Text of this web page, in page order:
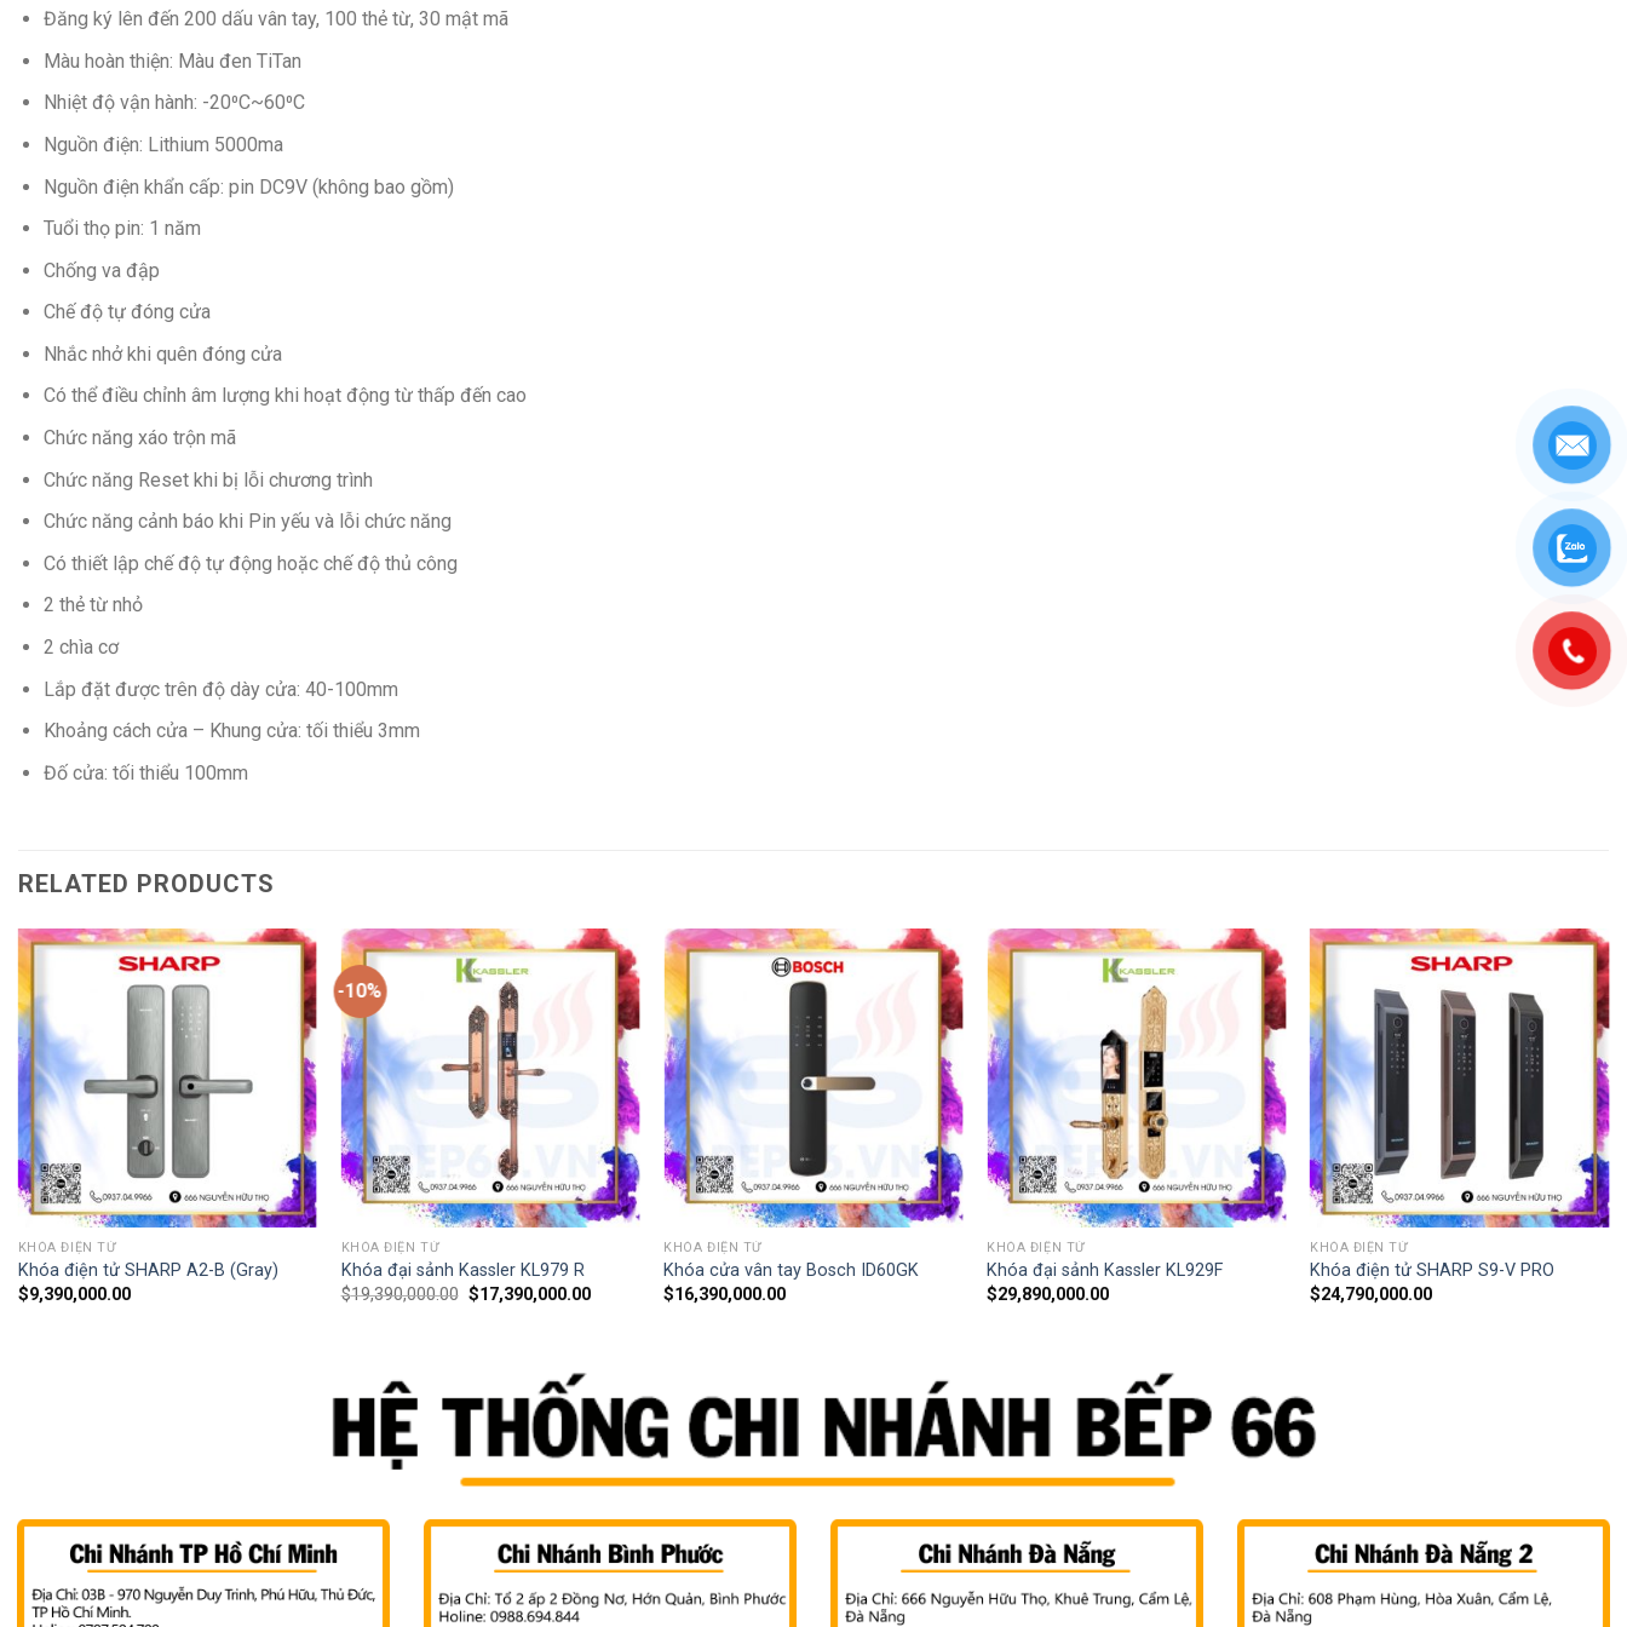
Đăng ký lên đến 200 dấu vân tay, 100 thẻ từ, 30 mật mã
Màu hoàn thiện: Màu đen TiTan
Nhiệt độ vận hành: -20⁰C~60⁰C
Nguồn điện: Lithium 5000ma
Nguồn điện khẩn cấp: pin DC9V (không bao gồm)
Tuổi thọ pin: 1 năm
Chống va đập
Chế độ tự đóng cửa
Nhắc nhở khi quên đóng cửa
Có thể điều chỉnh âm lượng khi hoạt động từ thấp đến cao
Chức năng xáo trộn mã
Chức năng Reset khi bị lỗi chương trình
Chức năng cảnh báo khi Pin yếu và lỗi chức năng
Có thiết lập chế độ tự động hoặc chế độ thủ công
2 thẻ từ nhỏ
2 chìa cơ
Lắp đặt được trên độ dày cửa: 40-100mm
Khoảng cách cửa – Khung cửa: tối thiểu 3mm
Đố cửa: tối thiểu 100mm
RELATED PRODUCTS
KHÓA ĐIỆN TỬ
Khóa điện tử SHARP A2-B (Gray)
$9,390,000.00
-10%
KHÓA ĐIỆN TỬ
Khóa đại sảnh Kassler KL979 R
$19,390,000.00 $17,390,000.00
KHÓA ĐIỆN TỬ
Khóa cửa vân tay Bosch ID60GK
$16,390,000.00
KHÓA ĐIỆN TỬ
Khóa đại sảnh Kassler KL929F
$29,890,000.00
KHÓA ĐIỆN TỬ
Khóa điện tử SHARP S9-V PRO
$24,790,000.00